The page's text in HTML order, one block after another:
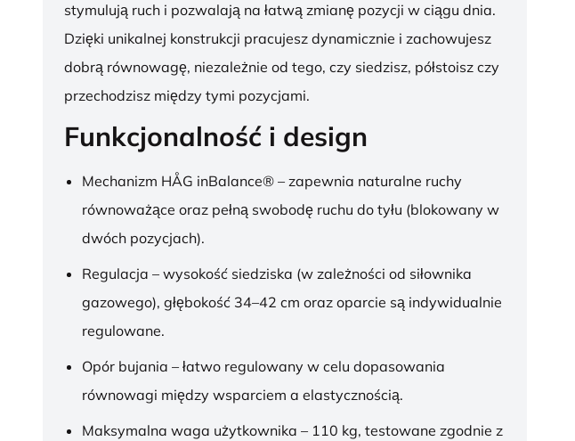
stymulują ruch i pozwalają na łatwą zmianę pozycji w ciągu dnia.
Dzięki unikalnej konstrukcji pracujesz dynamicznie i zachowujesz
dobrą równowagę, niezależnie od tego, czy siedzisz, półstoisz czy
przechodzisz między tymi pozycjami.
Funkcjonalność i design
Mechanizm HÅG inBalance® – zapewnia naturalne ruchy
równoważące oraz pełną swobodę ruchu do tyłu (blokowany w
dwóch pozycjach).
Regulacja – wysokość siedziska (w zależności od siłownika
gazowego), głębokość 34–42 cm oraz oparcie są indywidualnie
regulowane.
Opór bujania – łatwo regulowany w celu dopasowania
równowagi między wsparciem a elastycznością.
Maksymalna waga użytkownika – 110 kg, testowane zgodnie z